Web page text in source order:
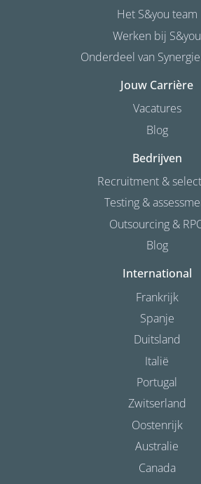
Het S&you team
Werken bij S&you
Onderdeel van
Jouw Carrière
Vacatures
Blog
Bedrijven
Recruitment &
Testing &
Outsourcing &
Blog
International
Frankrijk
Spanje
Duitsland
Italië
Portugal
Zwitserland
Oostenrijk
Australie
Canada